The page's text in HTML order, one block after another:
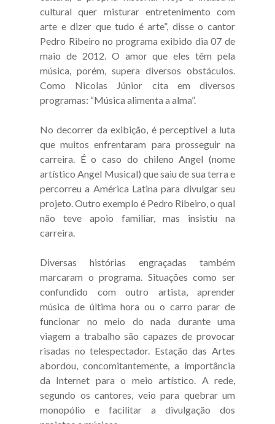
cultural quer misturar entretenimento com
arte e dizer que tudo é arte”, disse o cantor
Pedro Ribeiro no programa exibido dia 07 de
maio de 2012. O amor que eles têm pela
música, porém, supera diversos obstáculos.
Como Nicolas Júnior cita em diversos
programas: “Música alimenta a alma”.
No decorrer da exibição, é perceptível a luta
que muitos enfrentaram para prosseguir na
carreira. É o caso do chileno Angel (nome
artístico Angel Musical) que saiu de sua terra e
percorreu a América Latina para divulgar seu
projeto. Outro exemplo é Pedro Ribeiro, o qual
não teve apoio familiar, mas insistiu na
carreira.
Diversas histórias engraçadas também
marcaram o programa. Situações como ser
confundido com outro artista, aprender
música de última hora ou o carro parar de
funcionar no meio do nada durante uma
viagem a trabalho são capazes de provocar
risadas no telespectador. Estação das Artes
abordou, concomitantemente, a importância
da Internet para o meio artístico. A rede,
segundo os cantores, veio para quebrar um
monopólio e facilitar a divulgação dos